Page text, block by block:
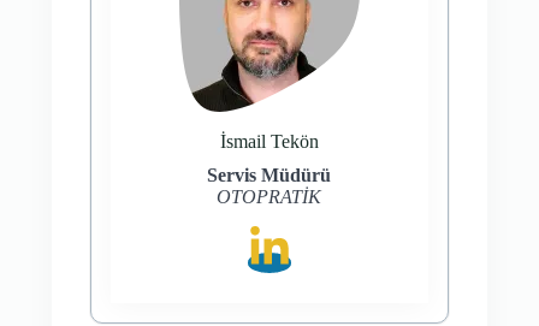
İsmail Tekön
Servis Müdürü
OTOPRATİK